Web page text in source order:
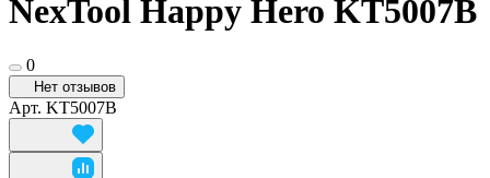
NexTool Happy Hero KT5007B
0
Нет отзывов
Арт. KT5007B